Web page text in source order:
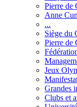
Pierre de
Anne
...
Siège du
Pierre de
Jeux
Grandes
Clubs et